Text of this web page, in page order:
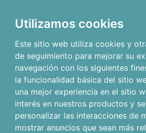
Utilizamos cookies
Este sitio web utiliza cookies y
de seguimiento para mejorar su
navegación con los siguientes
la funcionalidad básica del sitio
una mejor experiencia en el sitio
interés en nuestros productos y
personalizar las interacciones de
mostrar anuncios que sean más